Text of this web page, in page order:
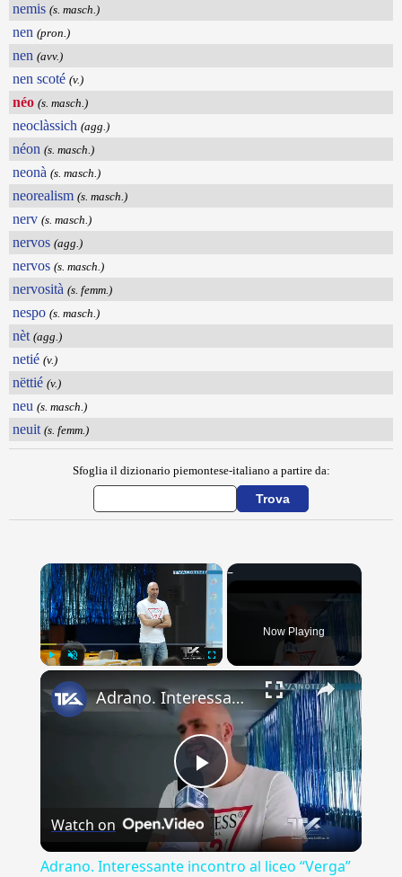
nemis (s. masch.)
nen (pron.)
nen (avv.)
nen scoté (v.)
néo (s. masch.)
neoclàssich (agg.)
néon (s. masch.)
neonà (s. masch.)
neorealism (s. masch.)
nerv (s. masch.)
nervos (agg.)
nervos (s. masch.)
nervosità (s. femm.)
nespo (s. masch.)
nèt (agg.)
netié (v.)
nëttié (v.)
neu (s. masch.)
neuit (s. femm.)
Sfoglia il dizionario piemontese-italiano a partire da:
×
Now Playing
×
Play
Video
Adrano. Interessante incontro al liceo “Verga” con il prof. Fabio Gamberini. Studenti del Linguistic
Watch on
Adrano. Interessante incontro al liceo “Verga”